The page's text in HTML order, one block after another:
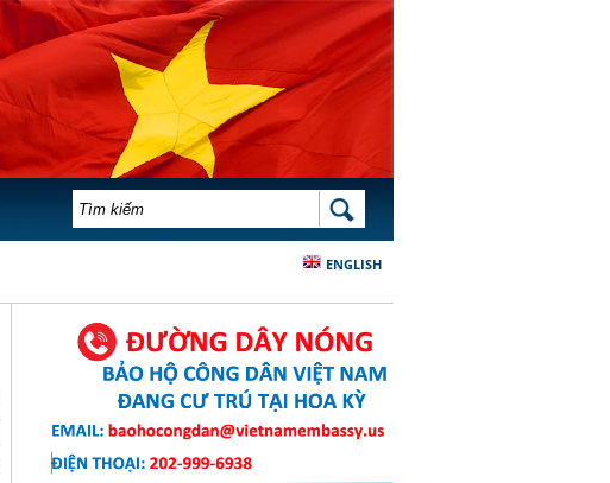
BIỂU MẪU TÌM KIẾM TÌM KIẾM
ENGLISH